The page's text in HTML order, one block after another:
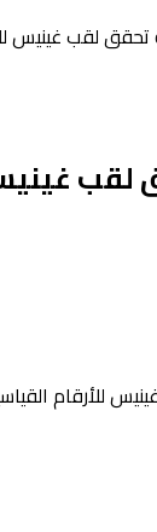
لقب غينيس